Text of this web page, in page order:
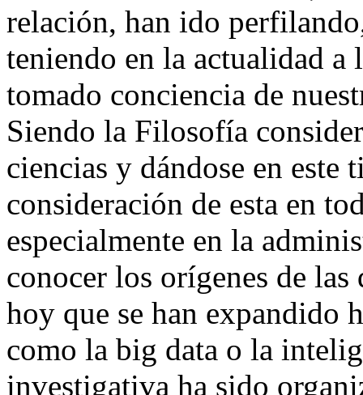
relación, han ido
teniendo en la actualidad a
tomado conciencia de
Siendo la Filosofía
ciencias y dándose en este
consideración de esta en
especialmente en la
conocer los orígenes de
hoy que se han expandido
como la big data o la
investigativa ha sido